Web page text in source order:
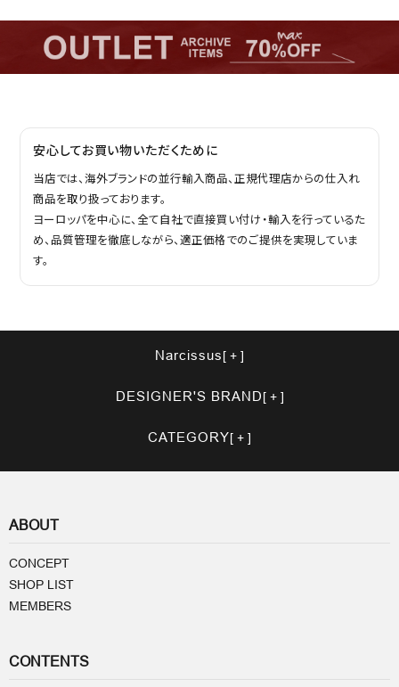
安心してお買い物いただくために
当店では、海外ブランドの並行輸入商品、正規代理店からの仕入れ
商品を取り扱っております。
ヨーロッパを中心に、全て自社で直接買い付け・輸入を行っているた
め、品質管理を徹底しながら、適正価格でのご提供を実現していま
す。
Narcissus
DESIGNER'S BRAND
CATEGORY
ABOUT
CONCEPT
SHOP LIST
MEMBERS
CONTENTS